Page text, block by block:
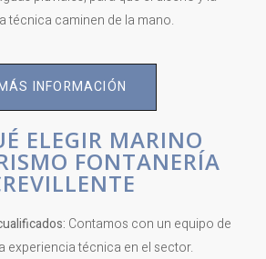
técnica caminen de la mano.
INFORMACIÓN
ELEGIR MARINO
FONTANERÍA
Contamos con un equipo de
experiencia técnica en el sector.